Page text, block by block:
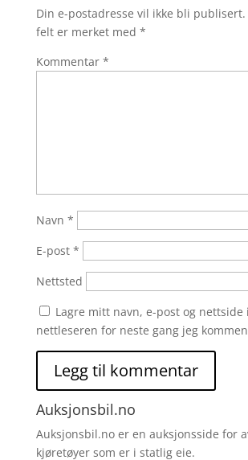
Din e-postadresse vil ikke bli publisert.
felt er merket med *
Kommentar *
Navn *
E-post *
Nettsted
Lagre mitt navn, e-post og nettside
nettleseren for neste gang jeg
Auksjonsbil.no
Auksjonsbil.no er en auksjonsside for
kjøretøyer som er i statlig eie.